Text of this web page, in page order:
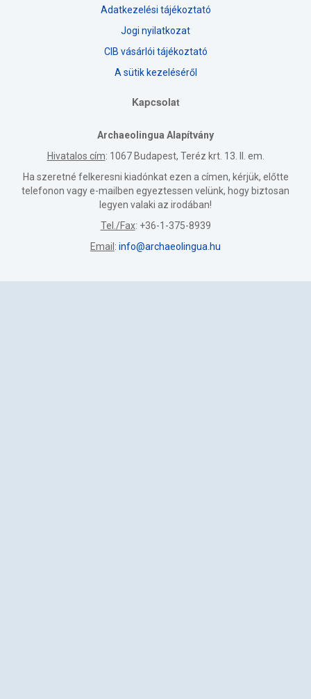
Adatkezelési tájékoztató
Jogi nyilatkozat
CIB vásárlói tájékoztató
A sütik kezeléséről
Kapcsolat
Archaeolingua Alapítvány
Hivatalos cím: 1067 Budapest, Teréz krt. 13. II. em.
Ha szeretné felkeresni kiadónkat ezen a címen, kérjük, előtte
telefonon vagy e-mailben egyeztessen velünk, hogy biztosan
legyen valaki az irodában!
Tel./Fax: +36-1-375-8939
Email : info@archaeolingua.hu